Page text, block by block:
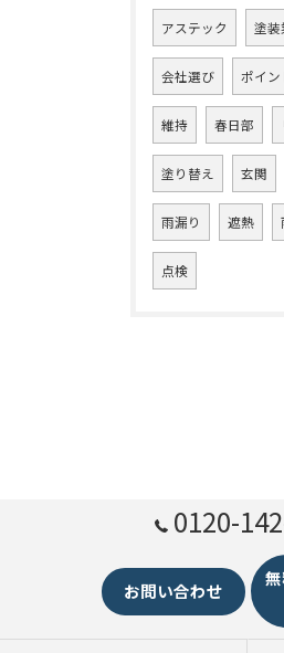
アステック 塗装
会社選び ポイン
維持 春日部
塗り替え 玄関
雨漏り 遮熱
点検
0120-
お問い合わせ